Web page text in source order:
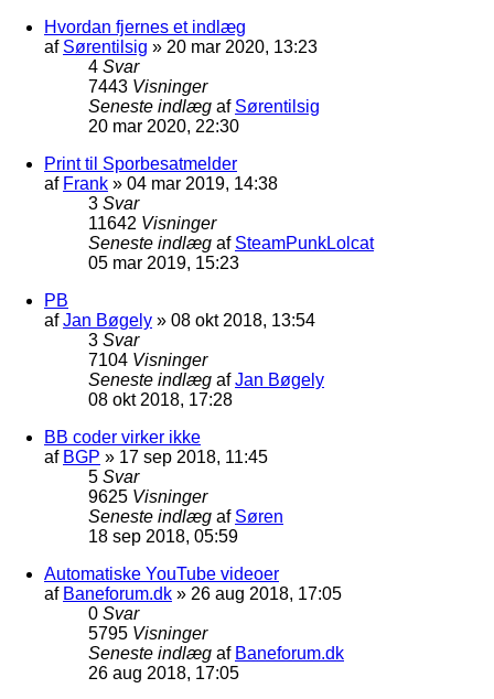
Hvordan fjernes et indlæg
af Sørentilsig » 20 mar 2020, 13:23
4 Svar
7443 Visninger
Seneste indlæg af Sørentilsig
20 mar 2020, 22:30
Print til Sporbesatmelder
af Frank » 04 mar 2019, 14:38
3 Svar
11642 Visninger
Seneste indlæg af SteamPunkLolcat
05 mar 2019, 15:23
PB
afJan Bøgely » 08 okt 2018, 13:54
3 Svar
7104 Visninger
Seneste indlæg afJan Bøgely
08 okt 2018, 17:28
BB coder virker ikke
af BGP » 17 sep 2018, 11:45
5 Svar
9625 Visninger
Seneste indlæg af Søren
18 sep 2018, 05:59
Automatiske YouTube videoer
af Baneforum.dk » 26 aug 2018, 17:05
0 Svar
5795 Visninger
Seneste indlæg af Baneforum.dk
26 aug 2018, 17:05